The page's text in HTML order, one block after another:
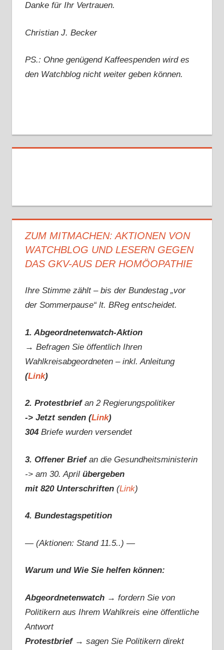
Danke für Ihr Vertrauen.
Christian J. Becker
PS.: Ohne genügend Kaffeespenden wird es
den Watchblog nicht weiter geben können.
ZUM MITMACHEN: AKTIONEN VON
WATCHBLOG UND LESERN GEGEN
DAS GKV-AUS DER HOMÖOPATHIE
Ihre Stimme zählt – bis der Bundestag „vor
der Sommerpause“ lt. BReg entscheidet.
1. Abgeordnetenwatch-Aktion
→ Befragen Sie öffentlich Ihren
Wahlkreisabgeordneten – inkl. Anleitung
(Link)
2. Protestbrief an 2 Regierungspolitiker
-> Jetzt senden (Link)
304Briefe wurden versendet
3. Offener Brief an die Gesundheitsministerin
-> am 30. April übergeben
mit 820 Unterschriften(Link)
4. Bundestagspetition
— (Aktionen: Stand 11.5..) —
Warum und Wie Sie helfen können:
Abgeordnetenwatch → fordern Sie von
Politikern aus Ihrem Wahlkreis eine öffentliche
Antwort
Protestbrief → sagen Sie Politikern direkt